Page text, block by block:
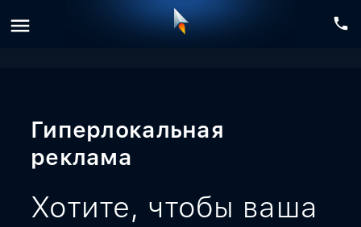
menu phone
Гиперлокальная
реклама
Хотите, чтобы ваша